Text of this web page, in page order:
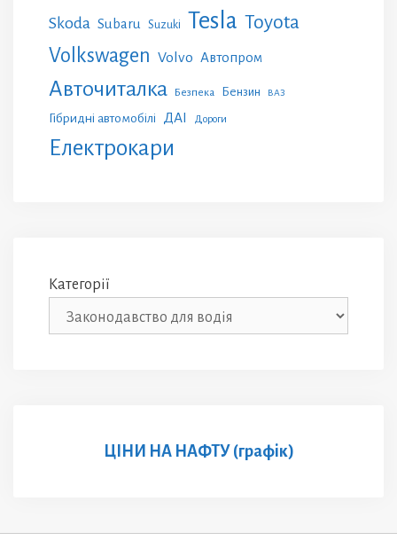
Skoda Subaru Suzuki Tesla Toyota
Volkswagen Volvo Автопром
Авточиталка Безпека Бензин ВАЗ
Гібридні автомобілі ДАІ Дороги
Електрокари
Категорії
ЦІНИ НА НАФТУ (графік)